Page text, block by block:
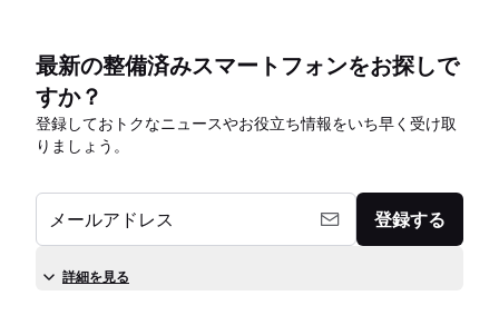
最新の整備済みスマートフォンをお探しで
すか？
登録しておトクなニュースやお役立ち情報をいち早く受け取
りましょう。
メールアドレス 登録する
詳細を見る